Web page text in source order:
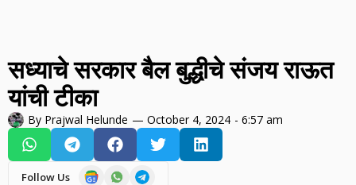
सध्याचे सरकार बैल बुद्धीचे संजय राऊत
यांची टीका
By Prajwal Helunde — October 4, 2024 - 6:57 am
Follow Us